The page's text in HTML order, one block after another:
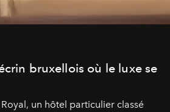
bruxellois où le luxe se
un hôtel particulier classé